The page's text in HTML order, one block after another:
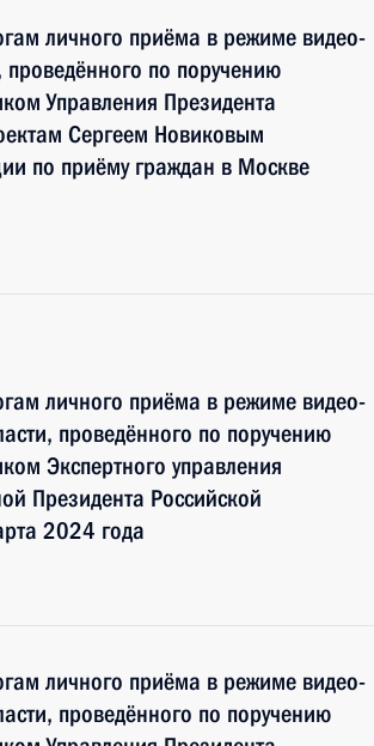
личного приёма в режиме видео-
по поручению
Управления Президента
Сергеем Новиковым
по приёму граждан в Москве
личного приёма в режиме видео-
проведённого по поручению
Экспертного управления
Президента Российской
2024 года
личного приёма в режиме видео-
проведённого по поручению